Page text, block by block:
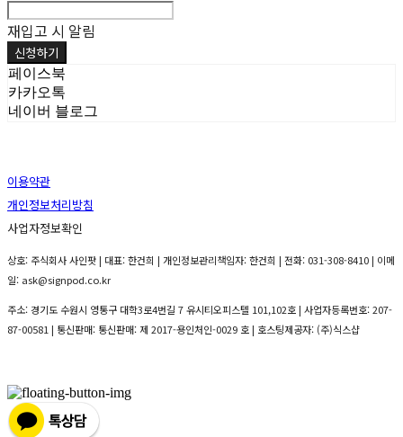
재입고 시 알림
신청하기
페이스북
카카오톡
네이버 블로그
이용약관
개인정보처리방침
사업자정보확인
상호: 주식회사 사인팟 | 대표: 한건희 | 개인정보관리책임자: 한건희 | 전화: 031-308-8410 | 이메
일: ask@signpod.co.kr
주소: 경기도 수원시 영통구 대학3로4번길 7 유시티오피스텔 101,102호 | 사업자등록번호:207-
87-00581 | 통신판매: 통신판매: 제 2017-용인처인-0029 호 | 호스팅제공자: (주)식스샵